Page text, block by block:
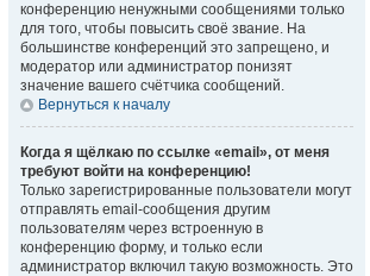
конференцию ненужными сообщениями только
для того, чтобы повысить своё звание. На
большинстве конференций это запрещено, и
модератор или администратор понизят
значение вашего счётчика сообщений.
Вернуться к началу
Когда я щёлкаю по ссылке «email», от меня
требуют войти на конференцию!
Только зарегистрированные пользователи могут
отправлять email-сообщения другим
пользователям через встроенную в
конференцию форму, и только если
администратор включил такую возможность. Это